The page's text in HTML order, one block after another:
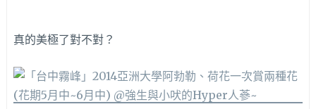
真的美極了對不對？